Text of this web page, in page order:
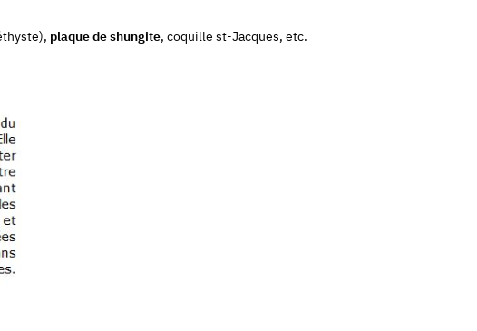
plaque de shungite, coquille st-Jacques, etc.